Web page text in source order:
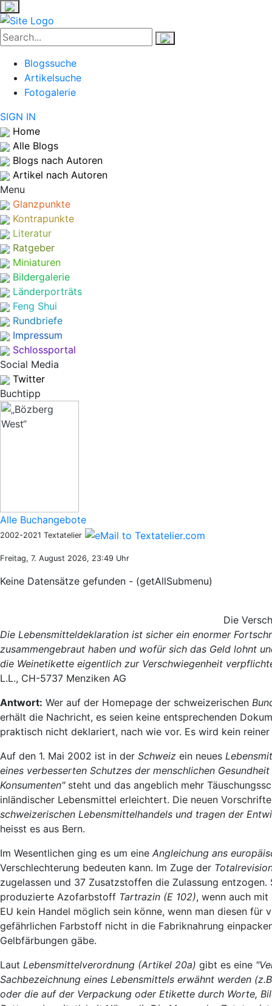
Blogssuche
Artikelsuche
Fotogalerie
SIGN IN
Home
Alle Blogs
Blogs nach Autoren
Artikel nach Autoren
Menu
Glanzpunkte
Kontrapunkte
Literatur
Ratgeber
Miniaturen
Bildergalerie
Länderporträts
Feng Shui
Rundbriefe
Impressum
Schlossportal
Social Media
Twitter
Buchtipp
Alle Buchangebote
2002-2021 Textatelier
Freitag, 7. August 2026, 23:49 Uhr
Keine Datensätze gefunden - (getAllSubmenu)
Die
Die Lebensmitteldeklaration ist sicher ein enormer
zusammengebraut haben und wofür sich das Geld lohnt
die Weinetikette eigentlich zur Verschwiegenheit
L.L., CH-5737 Menziken AG
Antwort: Wer auf der Homepage der schweizerischen
erhält die Nachricht, es seien keine entsprechenden
praktisch nicht deklariert, nach wie vor. Es wird kein reiner
Auf den 1. Mai 2002 ist in der Schweiz ein neues
eines verbesserten Schutzes der menschlichen
Konsumenten"steht und das angeblich mehr
inländischer Lebensmittel erleichtert. Die neuen
schweizerischen Lebensmittelhandels und tragen der
heisst es aus Bern.
Im Wesentlichen ging es um eine Angleichung ans
Verschlechterung bedeuten kann. Im Zuge der
zugelassen und 37 Zusatzstoffen die Zulassung
produzierte Azofarbstoff Tartrazin (E 102), wenn auch
EU kein Handel möglich sein könne, wenn man diesen
gefährlichen Farbstoff nicht in die Fabriknahrung
Gelbfärbungen gäbe.
Laut Lebensmittelverordnung (Artikel 20a) gibt es eine
Sachbezeichnung eines Lebensmittels erwähnt werden
oder die auf der Verpackung oder Etikette durch Worte,